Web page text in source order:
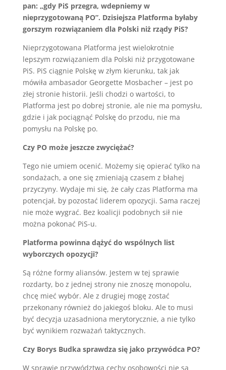
pan: „gdy PiS przegra, wdepniemy w
nieprzygotowaną PO”. Dzisiejsza Platforma byłaby
gorszym rozwiązaniem dla Polski niż rządy PiS?
Nieprzygotowana Platforma jest wielokrotnie
lepszym rozwiązaniem dla Polski niż przygotowane
PiS. PiS ciągnie Polskę w złym kierunku, tak jak
mówiła ambasador Georgette Mosbacher – jest po
złej stronie historii. Jeśli chodzi o wartości, to
Platforma jest po dobrej stronie, ale nie ma pomysłu,
gdzie i jak pociągnąć Polskę do przodu, nie ma
pomysłu na Polskę po.
Czy PO może jeszcze zwyciężać?
Tego nie umiem ocenić. Możemy się opierać tylko na
sondażach, a one się zmieniają czasem z błahej
przyczyny. Wydaje mi się, że cały czas Platforma ma
potencjał, by pozostać liderem opozycji. Sama raczej
nie może wygrać. Bez koalicji podobnych sił nie
można pokonać PiS-u.
Platforma powinna dążyć do wspólnych list
wyborczych opozycji?
Są różne formy aliansów. Jestem w tej sprawie
rozdarty, bo z jednej strony nie znoszę monopolu,
chcę mieć wybór. Ale z drugiej mogę zostać
przekonany również do jakiegoś bloku. Ale to musi
być decyzja uzasadniona merytorycznie, a nie tylko
być wynikiem rozważań taktycznych.
Czy Borys Budka sprawdza się jako przywódca PO?
W sprawie przywództwa cechy osobowości nie są